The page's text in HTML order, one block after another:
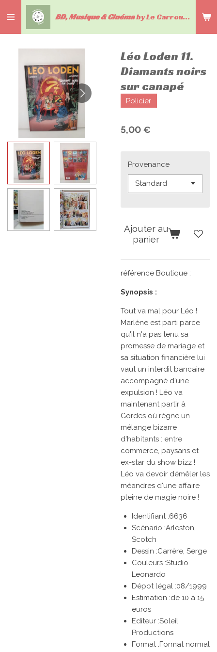
au
contenu
BD, Musique & Cinémaby Le Carrousel du livre
Léo Loden 11.
Diamants noirs
sur canapé
Policier
5,00 €
Provenance
Ajouter au
panier
référence Boutique :
Synopsis :
Tout va mal pour Léo !
Marlène est parti parce
qu'il n'a pas tenu sa
promesse de mariage et
sa situation financière lui
vaut un interdit bancaire
accompagné d'une
expulsion ! Léo va
maintenant partir à
Gordes où règne un
mélange bizarre
d'habitants : entre
commerce, paysans et
ex-star du show bizz !
Léo va devoir démêler les
méandres d'une affaire
pleine de magie noire !
Identifiant :6636
Scénario :Arleston,
Scotch
Dessin :Carrère, Serge
Couleurs :Studio
Leonardo
Dépot légal :08/1999
Estimation :de 10 à 15
euros
Editeur :Soleil
Productions
Format :Format normal